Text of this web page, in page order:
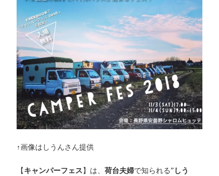
↑画像はしうんさん提供
【キャンパーフェス】は、荷台夫婦で知られる” しう